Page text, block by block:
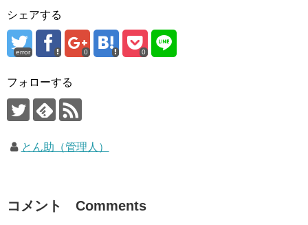
シェアする
error 0 0
フォローする
とん助（管理人）
コメント Comments